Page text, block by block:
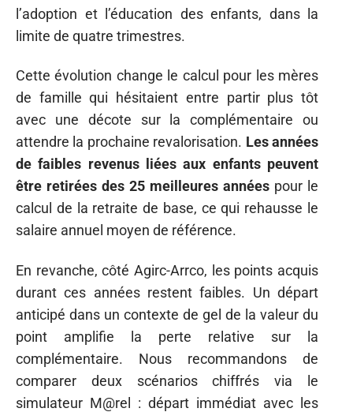
l’adoption et l’éducation des enfants, dans la
limite de quatre trimestres.
Cette évolution change le calcul pour les mères
de famille qui hésitaient entre partir plus tôt
avec une décote sur la complémentaire ou
attendre la prochaine revalorisation. Les années
de faibles revenus liées aux enfants peuvent
être retirées des 25 meilleures années pour le
calcul de la retraite de base, ce qui rehausse le
salaire annuel moyen de référence.
En revanche, côté Agirc-Arrco, les points acquis
durant ces années restent faibles. Un départ
anticipé dans un contexte de gel de la valeur du
point amplifie la perte relative sur la
complémentaire. Nous recommandons de
comparer deux scénarios chiffrés via le
simulateur M@rel : départ immédiat avec les